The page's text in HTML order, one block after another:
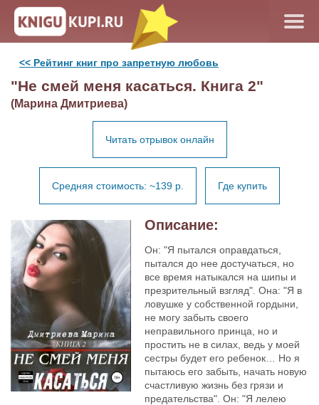
<< Рейтинг книг про запретную любовь
"Не смей меня касаться. Книга 2"
(Марина Дмитриева)
Читать отрывок онлайн
Средняя стоимость: ~139 р. Где купить
Описание:
Он: "Я пытался оправдаться,
пытался до нее достучаться, но
все время натыкался на шипы и
презрительный взгляд". Она: "Я в
ловушке у собственной гордыни,
не могу забыть своего
неправильного принца, но и
простить не в силах, ведь у моей
сестры будет его ребенок… Но я
пытаюсь его забыть, начать новую
счастливую жизнь без грязи и
предательства". Он: "Я лелею